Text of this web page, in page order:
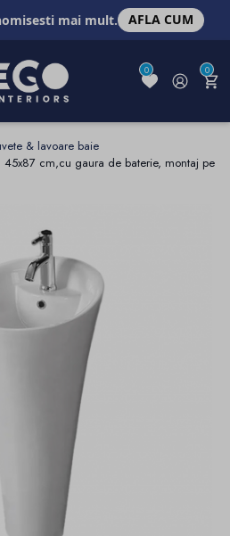
mai mult. AFLA CUM
0 0
& lavoare baie
45x87 cm,cu gaura de baterie, montaj pe